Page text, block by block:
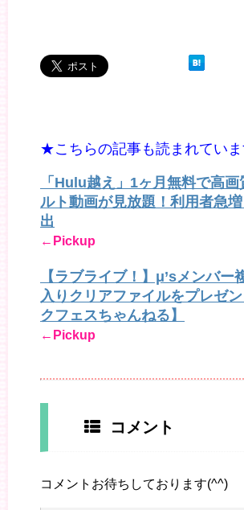
★こちらの記事も読まれてい
「Hulu越え」1ヶ月無料で高
ルト動画が見放題！利用者急
出
←Pickup
【ラブライブ！】μ’sメンバー
入りクリアファイルをプレゼ
クフェスちゃんねる】
←Pickup
コメント
コメントお待ちしております(^^)